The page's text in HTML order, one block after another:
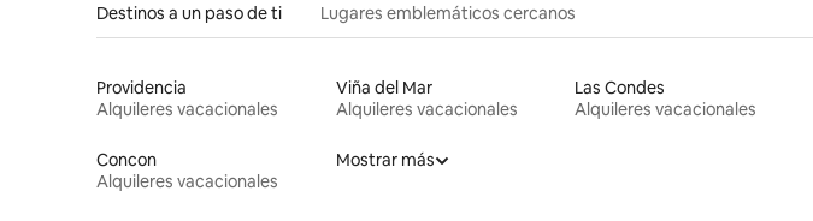
Destinos a un paso de ti Lugares emblemáticos cercanos
Providencia
Alquileres vacacionales
Viña del Mar
Alquileres vacacionales
Las Condes
Alquileres vacacionales
Concon
Alquileres vacacionales
Mostrar más